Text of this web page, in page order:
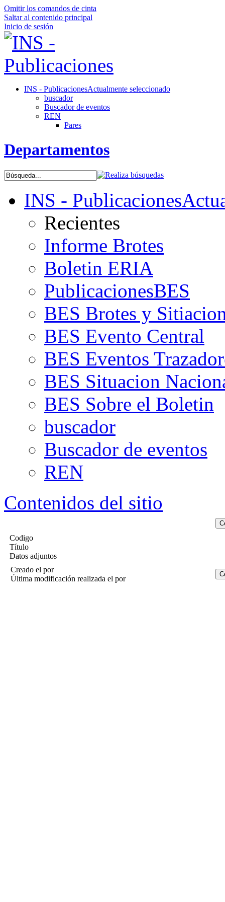
Omitir los comandos de cinta
Saltar al contenido principal
Inicio de sesión
INS - PublicacionesActualmente seleccionado
buscador
Buscador de eventos
REN
Pares
Departamentos
INS - Publicaciones
Recientes
Informe Brotes
Boletin ERIA
PublicacionesBES
BES Brotes y
BES Evento Central
BES Eventos
BES Situacion
BES Sobre el Boletin
buscador
Buscador de eventos
REN
Contenidos del sitio
Codigo
Título
Datos adjuntos
Creado el por
Última modificación realizada el por